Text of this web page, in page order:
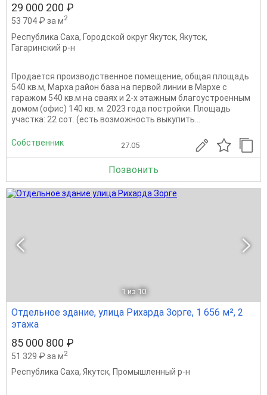
29 000 200 ₽
53 704 ₽ за м2
Республика Саха, Городской округ Якутск, Якутск,
Гагаринский р-н
Продается производственное помещение, общая площадь
540 кв.м, Марха район база на первой линии в Мархе с
гаражом 540 кв.м на сваях и 2-х этажным благоустроенным
домом (офис) 140 кв. м. 2023 года постройки. Площадь
участка: 22 сот. (есть возможность выкупить...
Собственник 27.05
Позвонить
1 из 10
Отдельное здание, улица Рихарда Зорге, 1 656 м², 2
этажа
85 000 800 ₽
51 329 ₽ за м2
Республика Саха, Якутск, Промышленный р-н